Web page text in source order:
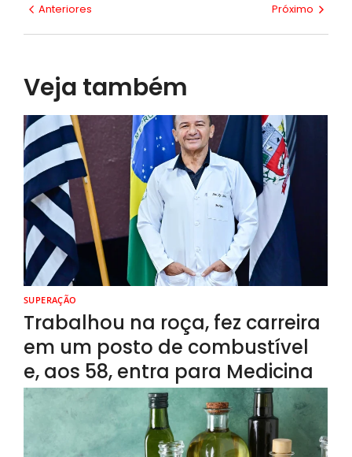
Anteriores Próximo
Veja também
SUPERAÇÃO
Trabalhou na roça, fez carreira
em um posto de combustível
e, aos 58, entra para Medicina